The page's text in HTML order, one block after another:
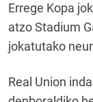
Errege Kopa
atzo Stadium
jokatutako
Real Union